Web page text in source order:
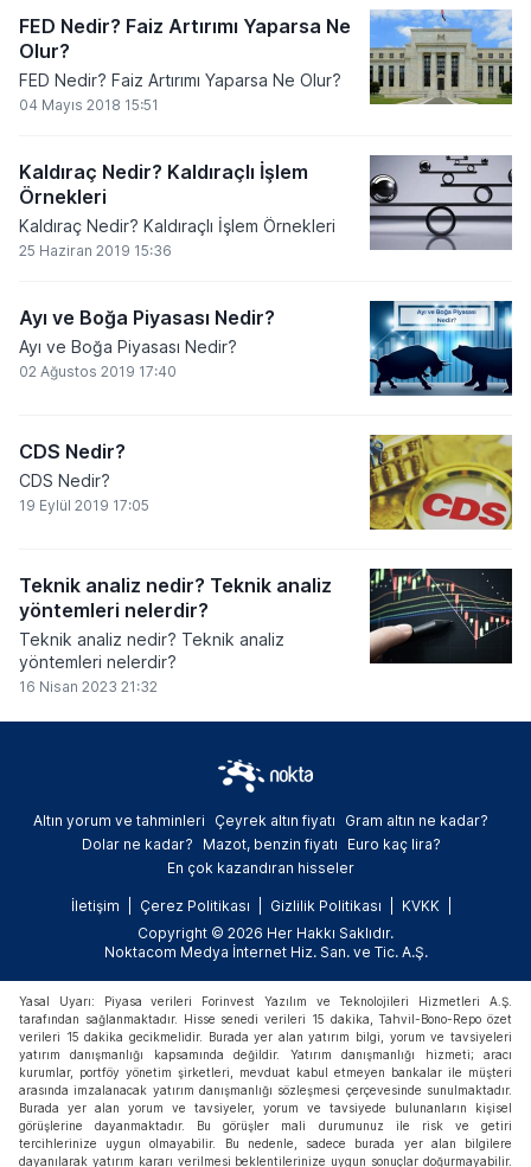
FED Nedir? Faiz Artırımı Yaparsa Ne
Olur?
FED Nedir? Faiz Artırımı Yaparsa Ne Olur?
04 Mayıs 2018 15:51
Kaldıraç Nedir? Kaldıraçlı İşlem
Örnekleri
Kaldıraç Nedir? Kaldıraçlı İşlem Örnekleri
25 Haziran 2019 15:36
Ayı ve Boğa Piyasası Nedir?
Ayı ve Boğa Piyasası Nedir?
02 Ağustos 2019 17:40
CDS Nedir?
CDS Nedir?
19 Eylül 2019 17:05
Teknik analiz nedir? Teknik analiz
yöntemleri nelerdir?
Teknik analiz nedir? Teknik analiz
yöntemleri nelerdir?
16 Nisan 2023 21:32
Altın yorum ve tahminleri Çeyrek altın fiyatı
Gram altın ne kadar?
Dolar ne kadar?
Mazot, benzin fiyatı
Euro kaç lira?
En çok kazandıran hisseler
İletişim Çerez Politikası Gizlilik Politikası
KVKK
Copyright © 2026 Her Hakkı Saklıdır.
Noktacom Medya İnternet Hiz. San. ve Tic. A.Ş.
Yasal Uyarı: Piyasa verileri Forinvest Yazılım ve Teknolojileri Hizmetleri A.Ş.
tarafından sağlanmaktadır. Hisse senedi verileri 15 dakika, Tahvil-Bono-Repo özet
verileri 15 dakika gecikmelidir. Burada yer alan yatırım bilgi, yorum ve tavsiyeleri
yatırım danışmanlığı kapsamında değildir. Yatırım danışmanlığı hizmeti; aracı
kurumlar, portföy yönetim şirketleri, mevduat kabul etmeyen bankalar ile müşteri
arasında imzalanacak yatırım danışmanlığı sözleşmesi çerçevesinde sunulmaktadır.
Burada yer alan yorum ve tavsiyeler, yorum ve tavsiyede bulunanların kişisel
görüşlerine dayanmaktadır. Bu görüşler mali durumunuz ile risk ve getiri
tercihlerinize uygun olmayabilir. Bu nedenle, sadece burada yer alan bilgilere
dayanılarak yatırım kararı verilmesi beklentilerinize uygun sonuçlar doğurmayabilir.